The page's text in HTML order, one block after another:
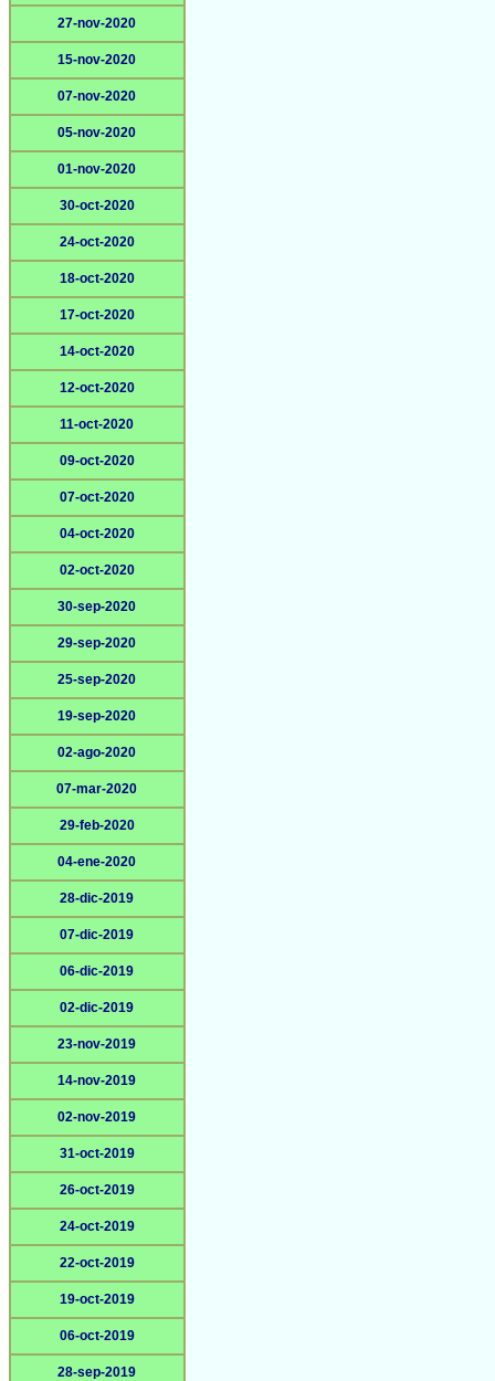
27-nov-2020
15-nov-2020
07-nov-2020
05-nov-2020
01-nov-2020
30-oct-2020
24-oct-2020
18-oct-2020
17-oct-2020
14-oct-2020
12-oct-2020
11-oct-2020
09-oct-2020
07-oct-2020
04-oct-2020
02-oct-2020
30-sep-2020
29-sep-2020
25-sep-2020
19-sep-2020
02-ago-2020
07-mar-2020
29-feb-2020
04-ene-2020
28-dic-2019
07-dic-2019
06-dic-2019
02-dic-2019
23-nov-2019
14-nov-2019
02-nov-2019
31-oct-2019
26-oct-2019
24-oct-2019
22-oct-2019
19-oct-2019
06-oct-2019
28-sep-2019